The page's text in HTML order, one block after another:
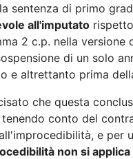
sentenza di primo
all'imputato
2 c.p. nella versione
di un solo
e altrettanto prima
che questa
conto del
e per
non si applica